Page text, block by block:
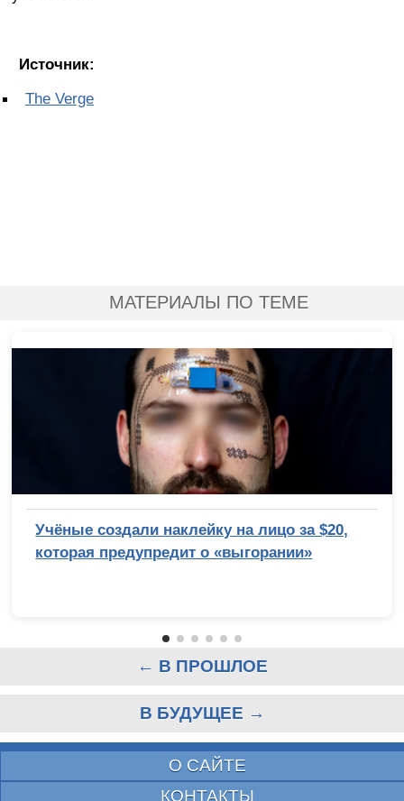
Источник:
The Verge
МАТЕРИАЛЫ ПО ТЕМЕ
Учёные создали наклейку на лицо за $20,
которая предупредит о «выгорании»
← В ПРОШЛОЕ
В БУДУЩЕЕ →
О САЙТЕ
КОНТАКТЫ